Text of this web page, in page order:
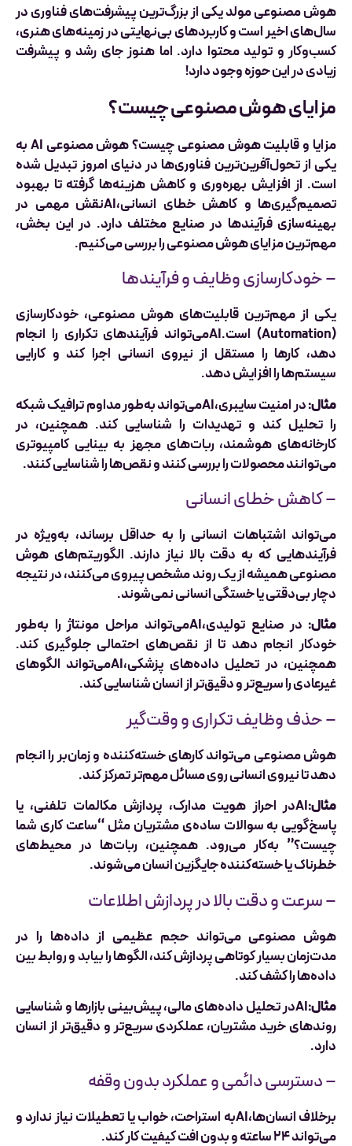
هوش مصنوعی مولد یکی از بزرگ‌ترین پیشرفت‌های فناوری در
سال‌های اخیر است و کاربردهای بی‌نهایتی در زمینه‌های هنری،
کسب‌وکار و تولید محتوا دارد. اما هنوز جای رشد و پیشرفت
زیادی در این حوزه وجود دارد!
مزایای هوش مصنوعی چیست؟
مزایا و قابلیت هوش مصنوعی چیست؟ هوش مصنوعی AI به
یکی از تحول‌آفرین‌ترین فناوری‌ها در دنیای امروز تبدیل شده
است. از افزایش بهره‌وری و کاهش هزینه‌ها گرفته تا بهبود
تصمیم‌گیری‌ها و کاهش خطای انسانی،AIنقش مهمی در
بهینه‌سازی فرآیندها در صنایع مختلف دارد. در این بخش،
مهم‌ترین مزایای هوش مصنوعی را بررسی می‌کنیم.
– خودکارسازی وظایف و فرآیندها
یکی از مهم‌ترین قابلیت‌های هوش مصنوعی، خودکارسازی
(Automation) است.AIمی‌تواند فرآیندهای تکراری را انجام
دهد، کارها را مستقل از نیروی انسانی اجرا کند و کارایی
سیستم‌ها را افزایش دهد.
مثال:
در امنیت سایبری،AIمی‌تواند به‌طور مداوم ترافیک شبکه
را تحلیل کند و تهدیدات را شناسایی کند. همچنین، در
کارخانه‌های هوشمند، ربات‌های مجهز به بینایی کامپیوتری
می‌توانند محصولات را بررسی کنند و نقص‌ها را شناسایی کنند.
– کاهش خطای انسانی
می‌تواند اشتباهات انسانی را به حداقل برساند، به‌ویژه در
فرآیندهایی که به دقت بالا نیاز دارند. الگوریتم‌های هوش
مصنوعی همیشه از یک روند مشخص پیروی می‌کنند، در نتیجه
دچار بی‌دقتی یا خستگی انسانی نمی‌شوند.
مثال:
در صنایع تولیدی،AIمی‌تواند مراحل مونتاژ را به‌طور
خودکار انجام دهد تا از نقص‌های احتمالی جلوگیری کند.
همچنین، در تحلیل داده‌های پزشکی،AIمی‌تواند الگوهای
غیرعادی را سریع‌تر و دقیق‌تر از انسان شناسایی کند.
– حذف وظایف تکراری و وقت‌گیر
هوش مصنوعی می‌تواند کارهای خسته‌کننده و زمان‌بر را انجام
دهد تا نیروی انسانی روی مسائل مهم‌تر تمرکز کند.
مثال:
AIدر احراز هویت مدارک، پردازش مکالمات تلفنی، یا
پاسخ‌گویی به سوالات ساده‌ی مشتریان مثل “ساعت کاری شما
چیست؟” به‌کار می‌رود. همچنین، ربات‌ها در محیط‌های
خطرناک یا خسته‌کننده جایگزین انسان می‌شوند.
– سرعت و دقت بالا در پردازش اطلاعات
هوش مصنوعی می‌تواند حجم عظیمی از داده‌ها را در
مدت‌زمان بسیار کوتاهی پردازش کند، الگوها را بیابد و روابط بین
داده‌ها را کشف کند.
مثال:
AIدر تحلیل داده‌های مالی، پیش‌بینی بازارها و شناسایی
روندهای خرید مشتریان، عملکردی سریع‌تر و دقیق‌تر از انسان
دارد.
– دسترسی دائمی و عملکرد بدون وقفه
برخلاف انسان‌ها،AIبه استراحت، خواب یا تعطیلات نیاز ندارد و
می‌تواند ۲۴ ساعته و بدون افت کیفیت کار کند.